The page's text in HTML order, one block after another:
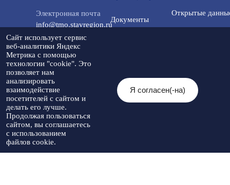
Электронная почта
info@tmo.stavregion.ru
Телефон доверия:
8(86565)2-05-01
Мы в социальных
сетях:
Документы
Контакты
Открытые
© 2026 Администрация Туркменского
муниципального округа
Ставропольского края
При использовании материалов
необходимо указывать источник
публикации
Сайт использует сервис
веб-аналитики Яндекс
Метрика с помощью
технологии "cookie". Это
позволяет нам
анализировать
взаимодействие
посетителей с сайтом и
делать его лучше.
Продолжая пользоваться
сайтом, вы соглашаетесь
с использованием
файлов cookie.
Я согласен(-на)